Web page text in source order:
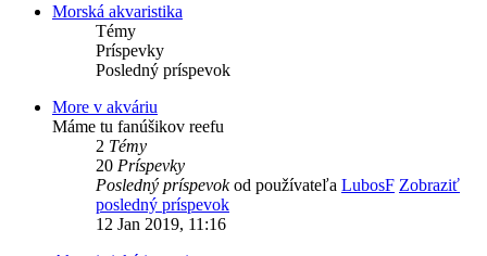
Morská akvaristika
Témy
Príspevky
Posledný príspevok
More v akváriu
Máme tu fanúšikov reefu
2 Témy
20 Príspevky
Posledný príspevokod používateľa LubosF Zobraziť
posledný príspevok
12 Jan 2019, 11:16